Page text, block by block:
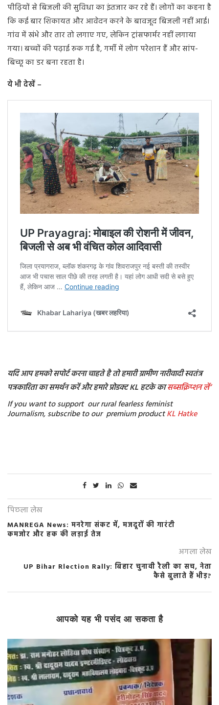
पीढ़ियों से बिजली की सुविधा का इंतजार कर रहे हैं। लोगों का कहना है
कि कई बार शिकायत और आवेदन करने के बावजूद बिजली नहीं आई।
गांव में खंभे और तार तो लगाए गए, लेकिन ट्रांसफार्मर नहीं लगाया
गया। बच्चों की पढ़ाई रुक गई है, गर्मी में लोग परेशान हैं और सांप-
बिच्छू का डर बना रहता है।
ये भी देखें –
यदि आप हमको सपोर्ट करना चाहते है तो हमारी ग्रामीण नारीवादी स्वतंत्र
पत्रकारिता का समर्थन करें और हमारे प्रोडक्ट KL हटके कासब्सक्रिप्शनलें’
If you want to support our rural fearless feminist
Journalism, subscribe to our premium productKL Hatke
पिछला लेख
MANREGA News: मनरेगा संकट में, मजदूरों की गारंटी
कमजोर और हक की लड़ाई तेज
अगला लेख
UP Bihar Rlection Rally: बिहार चुनावी रैली का सच, नेता
कैसे बुलाते हैं भीड़?
आपको यह भी पसंद आ सकता है